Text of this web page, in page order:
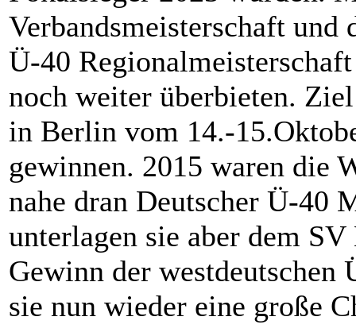
Verbandsmeisterschaft und
Ü-40
noch weiter überbieten.
in Berlin vom 14.-
gewinnen. 2015 waren die
nahe dran Deutscher Ü-40
unterlagen sie aber dem
Gewinn der westdeutschen
sie nun wieder eine große